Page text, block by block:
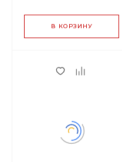
В КОРЗИНУ